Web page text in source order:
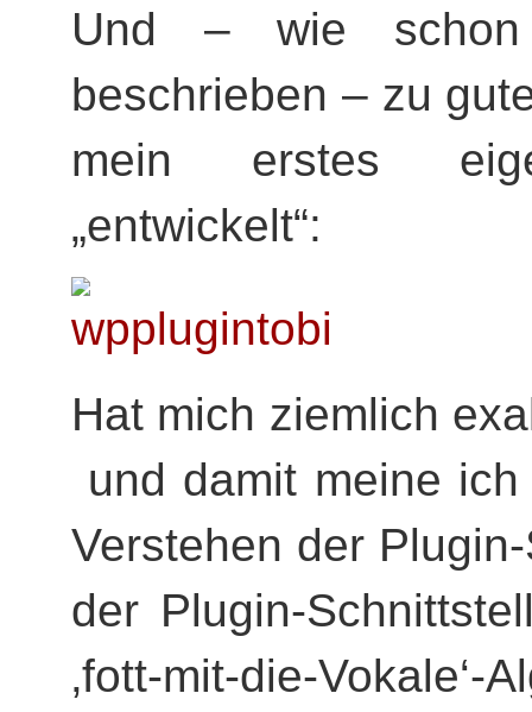
Und – wie
beschrieben – zu
mein erstes
„entwickelt“:
Hat mich ziemlich
und damit meine
Verstehen der
der Plugin-
‚fott-mit-die-